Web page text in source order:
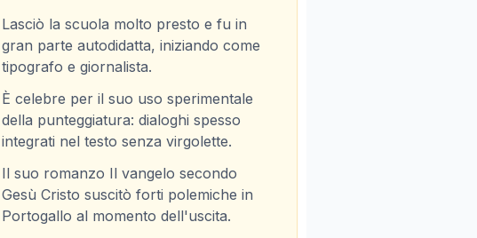
Lasciò la scuola molto presto e fu in
gran parte autodidatta, iniziando come
tipografo e giornalista.
È celebre per il suo uso sperimentale
della punteggiatura: dialoghi spesso
integrati nel testo senza virgolette.
Il suo romanzo Il vangelo secondo
Gesù Cristo suscitò forti polemiche in
Portogallo al momento dell'uscita.